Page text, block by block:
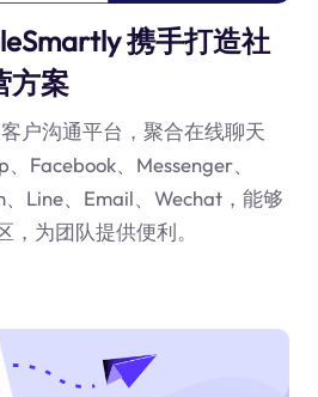
携手打造社
方案
户沟通平台，聚合在线聊天
Facebook、Messenger、
Line、Email、Wechat，能够
为团队提供便利。